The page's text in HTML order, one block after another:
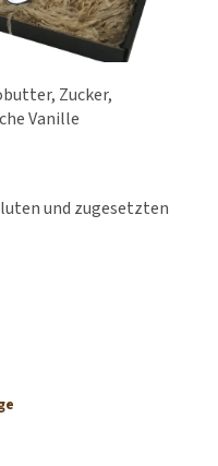
Zucker,
Vanille
und zugesetzten